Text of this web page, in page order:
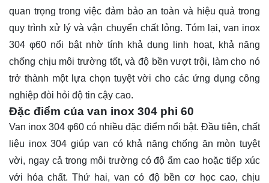
quan trọng trong việc đảm bảo an toàn và hiệu quả trong
quy trình xử lý và vận chuyển chất lỏng. Tóm lại, van inox
304 φ60 nổi bật nhờ tính khả dụng linh hoạt, khả năng
chống chịu môi trường tốt, và độ bền vượt trội, làm cho nó
trở thành một lựa chọn tuyệt vời cho các ứng dụng công
nghiệp đòi hỏi độ tin cậy cao.
Đặc điểm của van inox 304 phi 60
Van inox 304 φ60 có nhiều đặc điểm nổi bật. Đầu tiên, chất
liệu inox 304 giúp van có khả năng chống ăn mòn tuyệt
vời, ngay cả trong môi trường có độ ẩm cao hoặc tiếp xúc
với hóa chất. Thứ hai, van có độ bền cơ học cao, chịu